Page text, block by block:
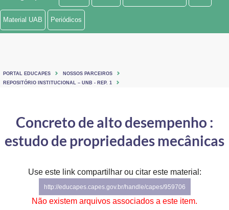
Ministério de Minas e Energia
Ministério do Turismo
Controladoria-Geral da União
Ministério da Mulher, da Família e dos Direitos Humanos
Secretaria-Geral
Material UAB Periódicos
PORTAL EDUCAPES
NOSSOS PARCEIROS
REPOSITÓRIO INSTITUCIONAL – UNB - REP. 1
Concreto de alto desempenho :
estudo de propriedades mecânicas
Use este link compartilhar ou citar este material:
http://educapes.capes.gov.br/handle/capes/959706
Não existem arquivos associados a este item.